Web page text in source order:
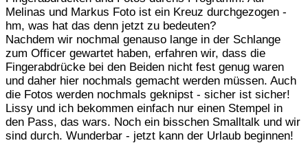
Melinas und Markus Foto ist ein Kreuz durchgezogen -
hm, was hat das denn jetzt zu bedeuten?
Nachdem wir nochmal genauso lange in der Schlange
zum Officer gewartet haben, erfahren wir, dass die
Fingerabdrücke bei den Beiden nicht fest genug waren
und daher hier nochmals gemacht werden müssen. Auch
die Fotos werden nochmals geknipst - sicher ist sicher!
Lissy und ich bekommen einfach nur einen Stempel in
den Pass, das wars. Noch ein bisschen Smalltalk und wir
sind durch. Wunderbar - jetzt kann der Urlaub beginnen!